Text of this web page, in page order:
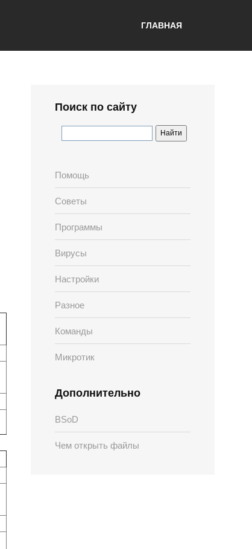
ГЛАВНАЯ
Поиск по сайту
Помощь
Советы
Программы
Вирусы
Настройки
Разное
Команды
Микротик
Дополнительно
BSoD
Чем открыть файлы